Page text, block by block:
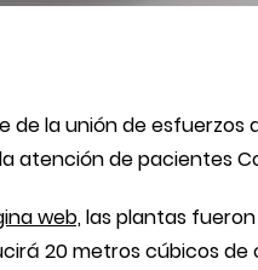
de la unión de
atención de pacientes
web,las plantas
20 metros cúbicos